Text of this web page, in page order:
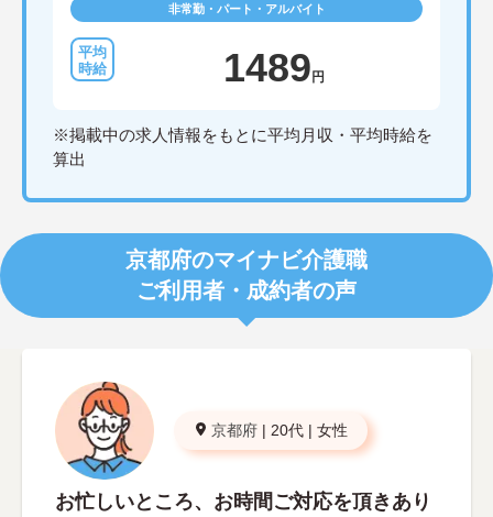
非常勤・パート・アルバイト
1489円
※掲載中の求人情報をもとに平均月収・平均時給を
算出
京都府のマイナビ介護職
ご利用者・成約者の声
京都府 | 20代 | 女性
お忙しいところ、お時間ご対応を頂きあり